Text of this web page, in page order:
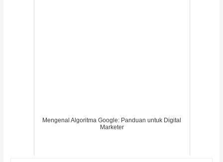
Mengenal Algoritma Google: Panduan untuk Digital
Marketer